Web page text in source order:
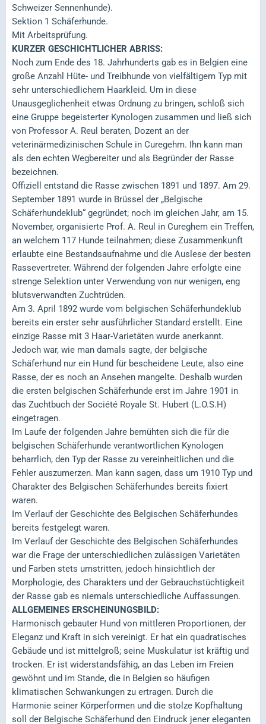
Schweizer Sennenhunde).
Sektion 1 Schäferhunde.
Mit Arbeitsprüfung.
KURZER GESCHICHTLICHER ABRISS:
Noch zum Ende des 18. Jahrhunderts gab es in Belgien eine
große Anzahl Hüte- und Treibhunde von vielfältigem Typ mit
sehr unterschiedlichem Haarkleid. Um in diese
Unausgeglichenheit etwas Ordnung zu bringen, schloß sich
eine Gruppe begeisterter Kynologen zusammen und ließ sich
von Professor A. Reul beraten, Dozent an der
veterinärmedizinischen Schule in Curegehm. Ihn kann man
als den echten Wegbereiter und als Begründer der Rasse
bezeichnen.
Offiziell entstand die Rasse zwischen 1891 und 1897. Am 29.
September 1891 wurde in Brüssel der „Belgische
Schäferhundeklub“ gegründet; noch im gleichen Jahr, am 15.
November, organisierte Prof. A. Reul in Cureghem ein Treffen,
an welchem 117 Hunde teilnahmen; diese Zusammenkunft
erlaubte eine Bestandsaufnahme und die Auslese der besten
Rassevertreter. Während der folgenden Jahre erfolgte eine
strenge Selektion unter Verwendung von nur wenigen, eng
blutsverwandten Zuchtrüden.
Am 3. April 1892 wurde vom belgischen Schäferhundeklub
bereits ein erster sehr ausführlicher Standard erstellt. Eine
einzige Rasse mit 3 Haar-Varietäten wurde anerkannt.
Jedoch war, wie man damals sagte, der belgische
Schäferhund nur ein Hund für bescheidene Leute, also eine
Rasse, der es noch an Ansehen mangelte. Deshalb wurden
die ersten belgischen Schäferhunde erst im Jahre 1901 in
das Zuchtbuch der Société Royale St. Hubert (L.O.S.H)
eingetragen.
Im Laufe der folgenden Jahre bemühten sich die für die
belgischen Schäferhunde verantwortlichen Kynologen
beharrlich, den Typ der Rasse zu vereinheitlichen und die
Fehler auszumerzen. Man kann sagen, dass um 1910 Typ und
Charakter des Belgischen Schäferhundes bereits fixiert
waren.
Im Verlauf der Geschichte des Belgischen Schäferhundes
bereits festgelegt waren.
Im Verlauf der Geschichte des Belgischen Schäferhundes
war die Frage der unterschiedlichen zulässigen Varietäten
und Farben stets umstritten, jedoch hinsichtlich der
Morphologie, des Charakters und der Gebrauchstüchtigkeit
der Rasse gab es niemals unterschiedliche Auffassungen.
ALLGEMEINES ERSCHEINUNGSBILD:
Harmonisch gebauter Hund von mittleren Proportionen, der
Eleganz und Kraft in sich vereinigt. Er hat ein quadratisches
Gebäude und ist mittelgroß; seine Muskulatur ist kräftig und
trocken. Er ist widerstandsfähig, an das Leben im Freien
gewöhnt und im Stande, die in Belgien so häufigen
klimatischen Schwankungen zu ertragen. Durch die
Harmonie seiner Körperformen und die stolze Kopfhaltung
soll der Belgische Schäferhund den Eindruck jener eleganten